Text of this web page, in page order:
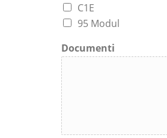
C1E
95 Modul
Documenti